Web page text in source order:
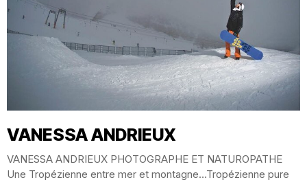
VANESSA ANDRIEUX
VANESSA ANDRIEUX PHOTOGRAPHE ET NATUROPATHE
Une Tropézienne entre mer et montagne…Tropézienne pure